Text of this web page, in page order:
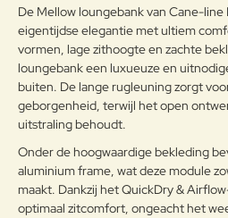
g:
Note:HTML-code
Waardering:
Waarderin
g:
Verder
De Mellow loungebank van Cane-
eigentijdse elegantie met ultiem
vormen, lage zithoogte en zachte
loungebank een luxueuze en
buiten. De lange rugleuning zorgt
geborgenheid, terwijl het open
uitstraling behoudt.
Onder de hoogwaardige bekleding
aluminium frame, wat deze module
maakt. Dankzij het QuickDry &
optimaal zitcomfort, ongeacht het